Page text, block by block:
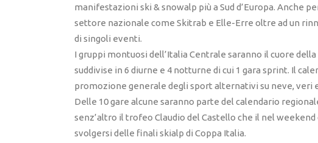
manifestazioni ski & snowalp più a Sud d’Europa. Anche
settore nazionale come Skitrab e Elle-Erre oltre ad un
di singoli eventi.
I gruppi montuosi dell’Italia Centrale saranno il cuore
suddivise in 6 diurne e 4 notturne di cui 1 gara sprint. Il
promozione generale degli sport alternativi su neve, veri
Delle 10 gare alcune saranno parte del calendario
senz’altro il trofeo Claudio del Castello che il nel weekend
svolgersi delle finali skialp di Coppa Italia.